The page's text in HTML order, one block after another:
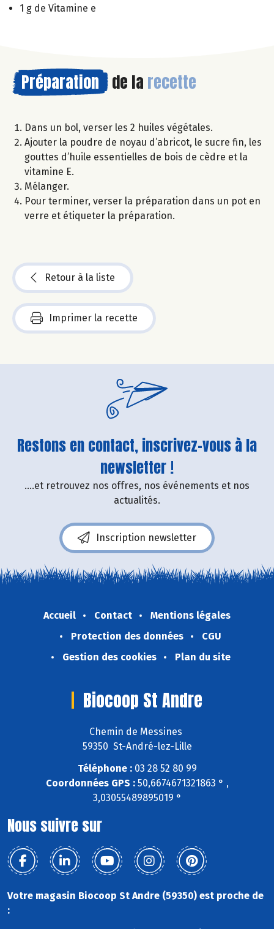
1 g de Vitamine e
Préparation de la recette
Dans un bol, verser les 2 huiles végétales.
Ajouter la poudre de noyau d’abricot, le sucre fin, les
gouttes d’huile essentielles de bois de cèdre et la
vitamine E.
Mélanger.
Pour terminer, verser la préparation dans un pot en
verre et étiqueter la préparation.
Retour à la liste
Imprimer la recette
Restons en contact, inscrivez-vous à la
newsletter !
....et retrouvez nos offres, nos événements et nos
actualités.
Inscription newsletter
Accueil Contact
Mentions légales
Protection des données
CGU
Gestion des cookies
Plan du site
Biocoop St Andre
Chemin de Messines
59350 St-André-lez-Lille
Téléphone :03 28 52 80 99
Coordonnées GPS :50,6674671321863 ° ,
3,03055489895019 °
Nous suivre sur
Votre magasin Biocoop St Andre (59350) est proche de
: